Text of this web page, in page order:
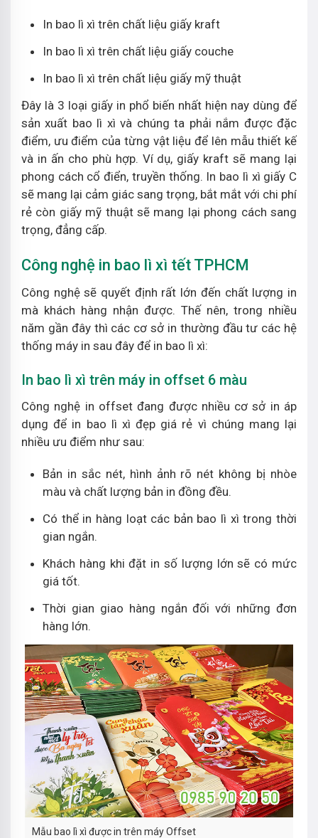
In bao lì xì trên chất liệu giấy kraft
In bao lì xì trên chất liệu giấy couche
In bao lì xì trên chất liệu giấy mỹ thuật
Đây là 3 loại giấy in phổ biến nhất hiện nay dùng để
sản xuất bao lì xì và chúng ta phải nắm được đặc
điểm, ưu điểm của từng vật liệu để lên mẫu thiết kế
và in ấn cho phù hợp. Ví dụ, giấy kraft sẽ mang lại
phong cách cổ điển, truyền thống. In bao lì xì giấy C
sẽ mang lại cảm giác sang trọng, bắt mắt với chi phí
rẻ còn giấy mỹ thuật sẽ mang lại phong cách sang
trọng, đẳng cấp.
Công nghệ in bao lì xì tết TPHCM
Công nghệ sẽ quyết định rất lớn đến chất lượng in
mà khách hàng nhận được. Thế nên, trong nhiều
năm gần đây thì các cơ sở in thường đầu tư các hệ
thống máy in sau đây để in bao lì xì:
In bao lì xì trên máy in offset 6 màu
Công nghệ in offset đang được nhiều cơ sở in áp
dụng để in bao lì xì đẹp giá rẻ vì chúng mang lại
nhiều ưu điểm như sau:
Bản in sắc nét, hình ảnh rõ nét không bị nhòe
màu và chất lượng bản in đồng đều.
Có thể in hàng loạt các bản bao lì xì trong thời
gian ngắn.
Khách hàng khi đặt in số lượng lớn sẽ có mức
giá tốt.
Thời gian giao hàng ngắn đối với những đơn
hàng lớn.
Mẫu bao lì xì được in trên máy Offset